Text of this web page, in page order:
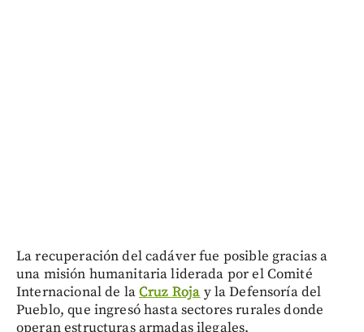
La recuperación del cadáver fue posible gracias a
una misión humanitaria liderada por el Comité
Internacional de laCruz Roja y la Defensoría del
Pueblo, que ingresó hasta sectores rurales donde
operan estructuras armadas ilegales.